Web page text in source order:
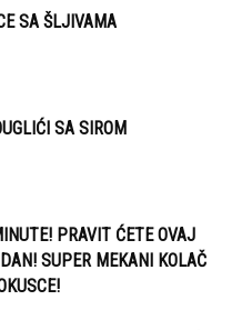
SA ŠLJIVAMA
SA SIROM
PRAVIT ĆETE OVAJ
SUPER MEKANI KOLAČ